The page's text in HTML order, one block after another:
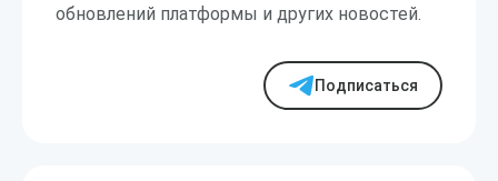
обновлений платформы и других новостей.
Подписаться